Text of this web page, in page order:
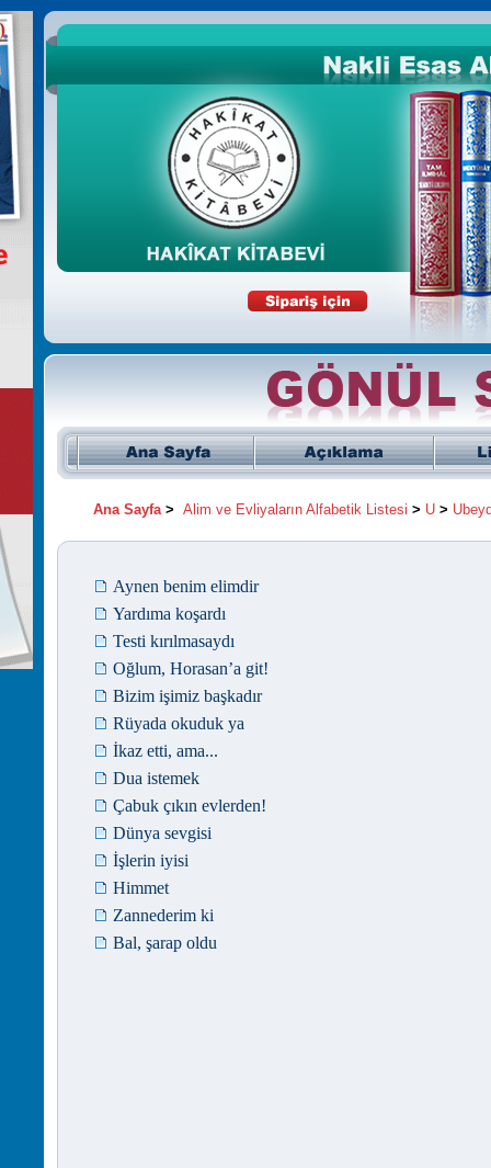
Ana Sayfa> Alim ve Evliyaların Alfabetik Listesi > U >
Aynen benim elimdir
Yardıma koşardı
Testi kırılmasaydı
Oğlum, Horasan’a git!
Bizim işimiz başkadır
Rüyada okuduk ya
İkaz etti, ama...
Dua istemek
Çabuk çıkın evlerden!
Dünya sevgisi
İşlerin iyisi
Himmet
Zannederim ki
Bal, şarap oldu